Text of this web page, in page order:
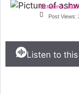
October 3, 2025
Post Views:
Listen to this